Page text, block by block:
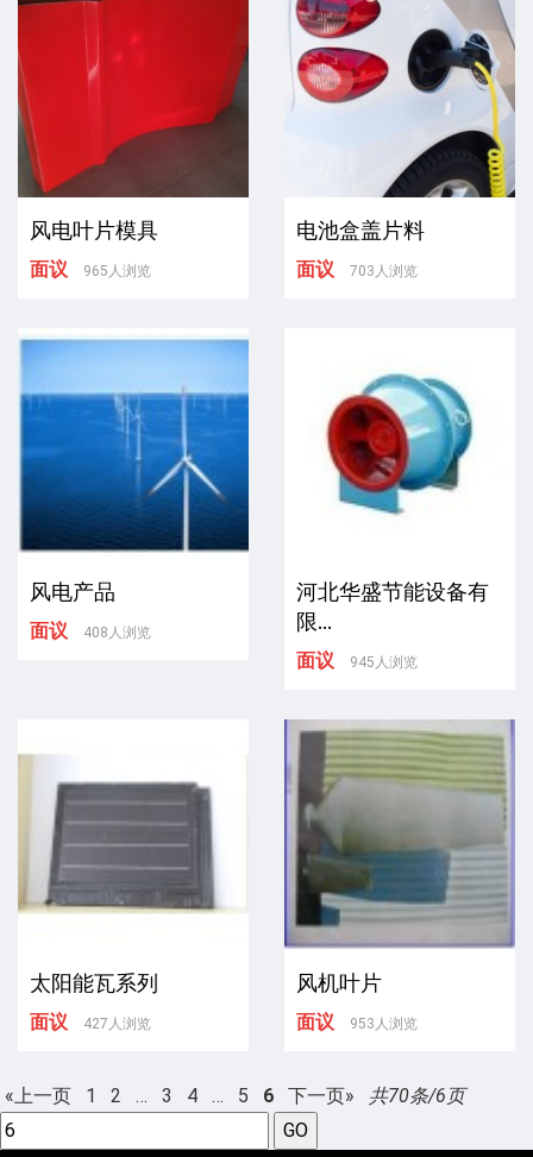
风电叶片模具
面议 965人浏览
电池盒盖片料
面议 703人浏览
风电产品
面议 408人浏览
河北华盛节能设备有
限...
面议 945人浏览
太阳能瓦系列
面议 427人浏览
风机叶片
面议 953人浏览
«上一页 1 2 … 3 4 … 5 6 下一页» 共70条/6页